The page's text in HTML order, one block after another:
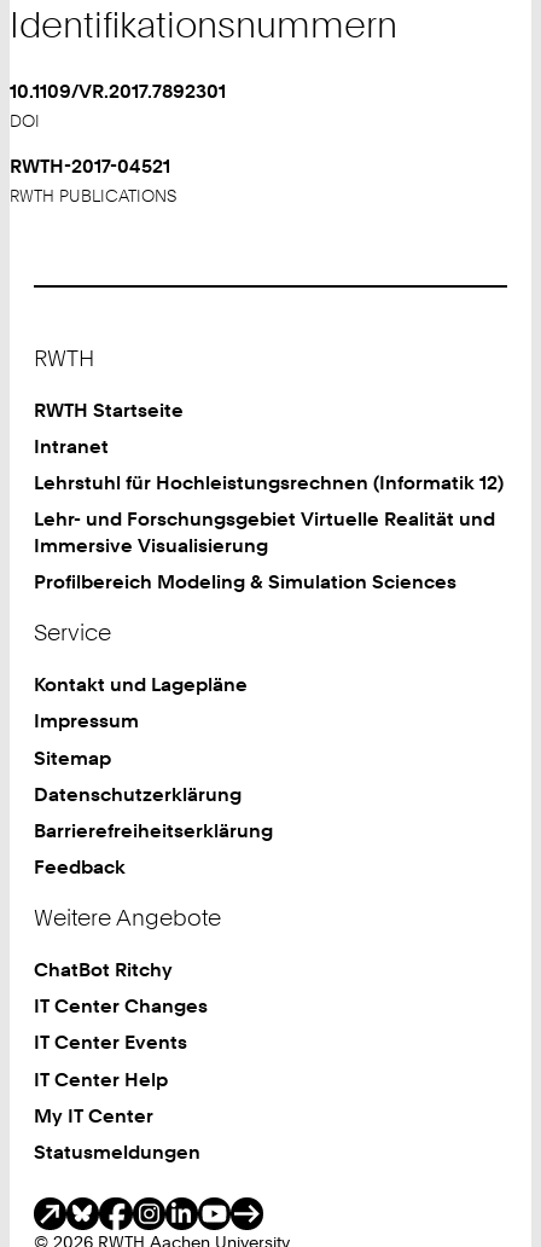
Identifikationsnummern
10.1109/VR.2017.7892301
DOI
RWTH-2017-04521
RWTH PUBLICATIONS
RWTH
RWTH Startseite
Intranet
Lehrstuhl für Hochleistungsrechnen (Informatik 12)
Lehr- und Forschungsgebiet Virtuelle Realität und
Immersive Visualisierung
Profilbereich Modeling & Simulation Sciences
Service
Kontakt und Lagepläne
Impressum
Sitemap
Datenschutzerklärung
Barrierefreiheitserklärung
Feedback
Weitere Angebote
ChatBot Ritchy
IT Center Changes
IT Center Events
IT Center Help
My IT Center
Statusmeldungen
© 2026 RWTH Aachen University
Soziale Medien